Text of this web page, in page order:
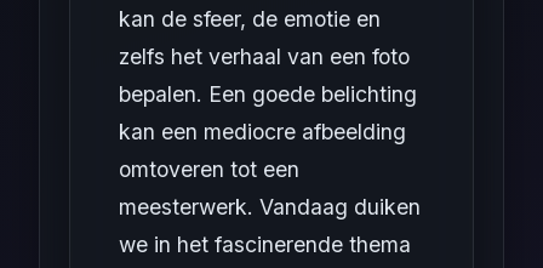
kan de sfeer, de emotie en
zelfs het verhaal van een foto
bepalen. Een goede belichting
kan een mediocre afbeelding
omtoveren tot een
meesterwerk. Vandaag duiken
we in het fascinerende thema